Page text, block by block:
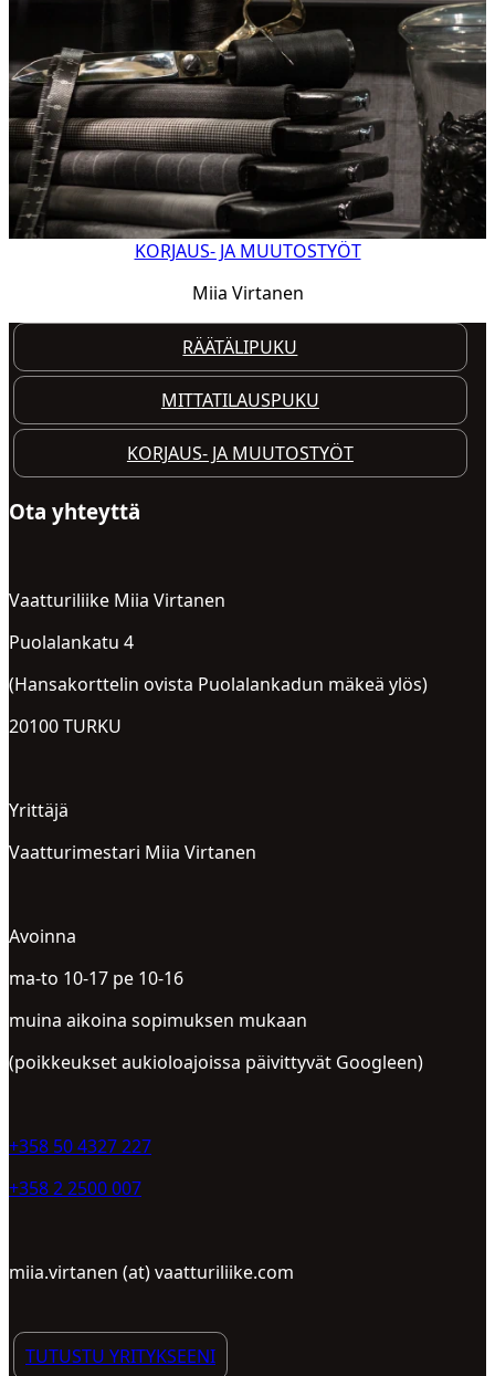
KORJAUS- JA MUUTOSTYÖT
Miia Virtanen
RÄÄTÄLIPUKU
MITTATILAUSPUKU
KORJAUS- JA MUUTOSTYÖT
Ota yhteyttä
Vaatturiliike Miia Virtanen
Puolalankatu 4
(Hansakorttelin ovista Puolalankadun mäkeä ylös)
20100 TURKU
Yrittäjä
Vaatturimestari Miia Virtanen
Avoinna
ma-to 10-17 pe 10-16
muina aikoina sopimuksen mukaan
(poikkeukset aukioloajoissa päivittyvät Googleen)
+358 50 4327 227
+358 2 2500 007
miia.virtanen (at) vaatturiliike.com
TUTUSTU YRITYKSEENI